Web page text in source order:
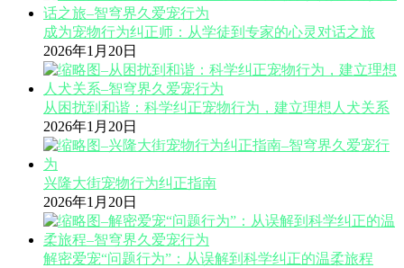
成为宠物行为纠正师：从学徒到专家的心灵对话之旅
2026年1月20日
从困扰到和谐：科学纠正宠物行为，建立理想人犬关系
2026年1月20日
兴隆大街宠物行为纠正指南
2026年1月20日
解密爱宠“问题行为”：从误解到科学纠正的温柔旅程